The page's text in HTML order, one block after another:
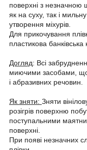
поверхні з незначною
як на суху, так і
утворення міхурів.
Для прикочування
пластикова банківська
Догляд: Всі
миючими засобами, що
і абразивних речовин.
Як зняти: Зняти
розігрів поверхню
поступальними
поверхні.
При появі незначних